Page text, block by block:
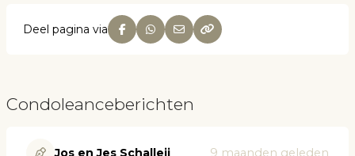
Deel pagina via
Condoleanceberichten
Jos en Jes Schalleij 9 maanden geleden